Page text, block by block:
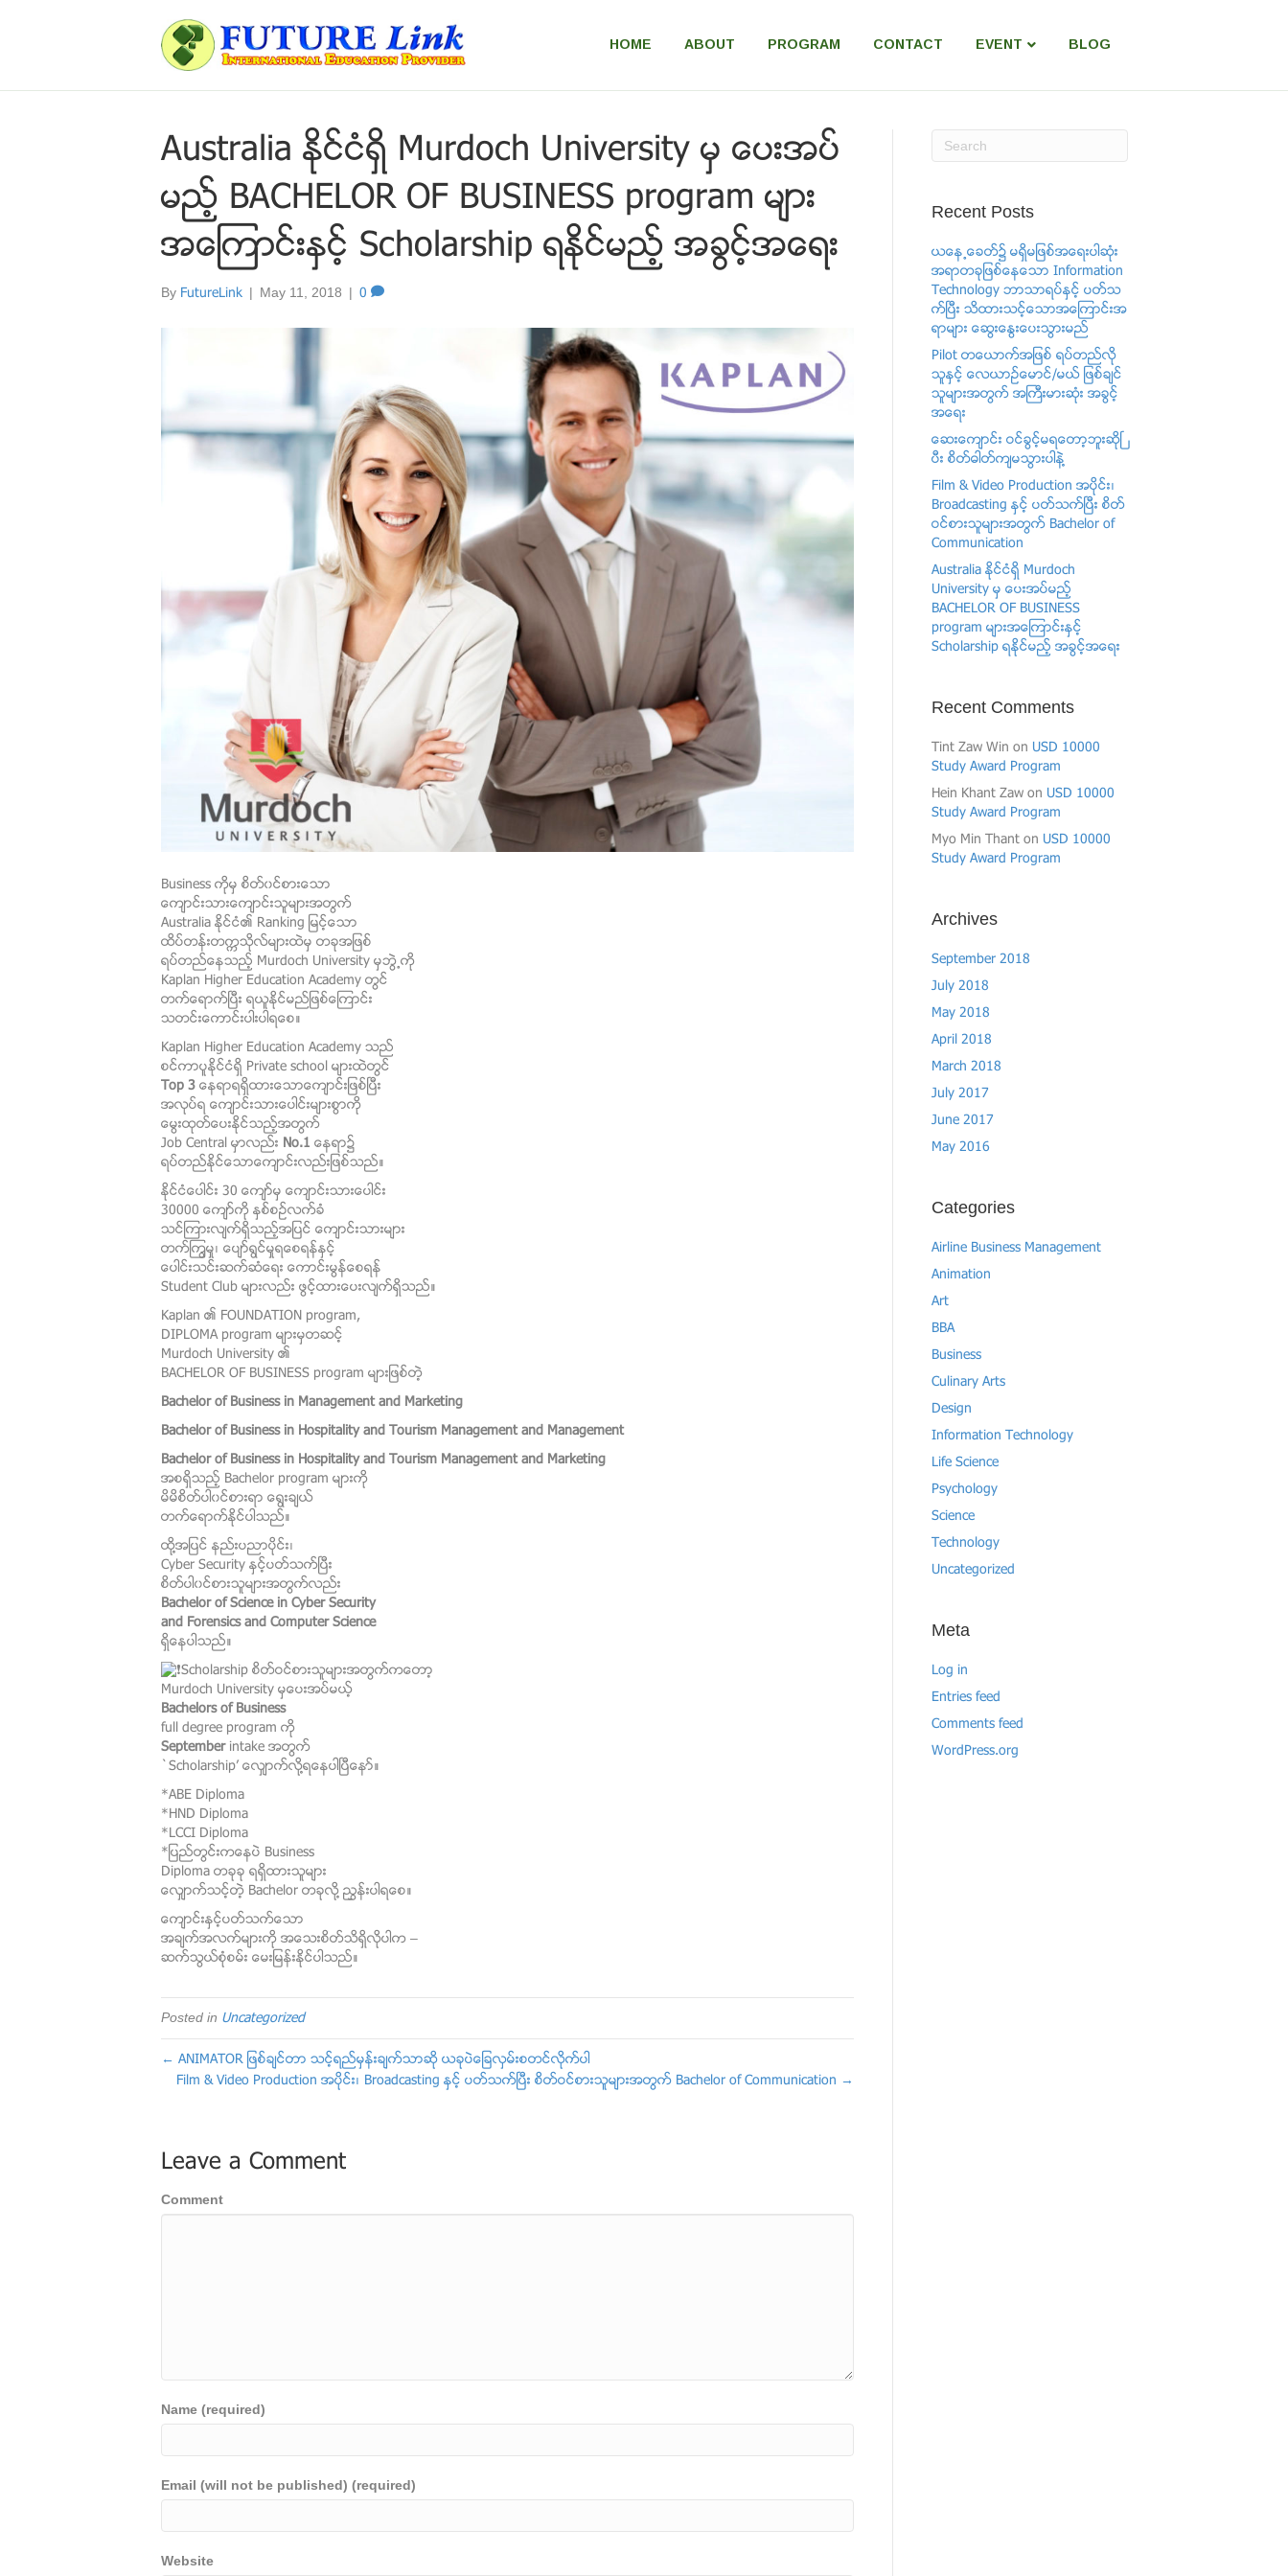
HOME ABOUT PROGRAM CONTACT EVENT BLOG
Australia ႏိုင္ငံရွိ Murdoch University မွ ေပးအပ္
မည့္ BACHELOR OF BUSINESS program မ်ား
အေၾကာင္းႏွင့္ Scholarship ရႏိုင္မည့္ အခြင့္အေရး
By FutureLink | May 11, 2018 | 0
Business ကိုမွ စိတ္၀င္စားေသာ
ေက်ာင္းသားေက်ာင္းသူမ်ားအတြက္
Australia ႏိုင္ငံ၏ Ranking ျမင့္ေသာ
ထိပ္တန္းတကၠသိုလ္မ်ားထဲမွ တခုအျဖစ္
ရပ္တည္ေနသည့္ Murdoch University မွဘြဲ႕ကို
Kaplan Higher Education Academy တြင္
တက္ေရာက္ၿပီး ရယူႏိုင္မည္ျဖစ္ေၾကာင္း
သတင္းေကာင္းပါးပါရေစ။
Kaplan Higher Education Academy သည္
စင္ကာပူႏိုင္ငံရွိ Private school မ်ားထဲတြင္
Top 3ေနရာရရွိထားေသာေက်ာင္းျဖစ္ၿပီး
အလုပ္ရ ေက်ာင္းသားေပါင္းမ်ားစြာကို
ေမြးထုတ္ေပးႏိုင္သည့္အတြက္
Job Central မွာလည္း No.1 ေနရာ၌
ရပ္တည္ႏိုင္ေသာေက်ာင္းလည္းျဖစ္သည္။
ႏိုင္ငံေပါင္း 30 ေက်ာ္မွ ေက်ာင္းသားေပါင္း
30000 ေက်ာ္ကို ႏွစ္စဥ္လက္ခံ
သင္ၾကားလ်က္ရွိသည့္အျပင္ ေက်ာင္းသားမ်ား
တက္ၾကြမွု၊ ေပ်ာ္ရြင္မွုရေစရန္ႏွင့္
ေပါင္းသင္းဆက္ဆံေရး ေကာင္းမြန္ေစရန္
Student Club မ်ားလည္း ဖြင့္ထားေပးလ်က္ရွိသည္။
Kaplan ၏ FOUNDATION program,
DIPLOMA program မ်ားမွတဆင့္
Murdoch University ၏
BACHELOR OF BUSINESS program မ်ားျဖစ္တဲ့
Bachelor of Business in Management and Marketing
Bachelor of Business in Hospitality and Tourism Management and Management
Bachelor of Business in Hospitality and Tourism Management and Marketing
အစရွိသည့္ Bachelor program မ်ားကို
မိမိစိတ္ပါ၀င္စားရာ ေရြးခ်ယ္
တက္ေရာက္ႏိုင္ပါသည္။
ထို႔အျပင္ နည္းပညာပိုင္း၊
Cyber Security ႏွင့္ပတ္သက္ၿပီး
စိတ္ပါ၀င္စားသူမ်ားအတြက္လည္း
Bachelor of Science in Cyber Security
and Forensics and Computer Science
ရွိေနပါသည္။
Scholarship စိတ္ဝင္စားသူမ်ားအတြက္ကေတာ့
Murdoch University မွေပးအပ္မယ့္
Bachelors of Business
full degree program ကို
Septemberintake အတြက္
`Scholarship’ ေလွ်ာက္လို႔ရေနပါၿပီေနာ္။
*ABE Diploma
*HND Diploma
*LCCI Diploma
*ျပည္တြင္းကေနပဲ Business
Diploma တခုခု ရရွိထားသူမ်ား
ေလွ်ာက္သင့္တဲ့ Bachelor တခုလို႔ ၫႊန္းပါရေစ။
ေက်ာင္းႏွင့္ပတ္သက္ေသာ
အခ်က္အလက္မ်ားကို အေသးစိတ္သိရွိလိုပါက –
ဆက္သြယ္စံုစမ္း ေမးျမန္းႏိုင္ပါသည္။
Posted in Uncategorized
← ANIMATOR ျဖစ္ခ်င္တာ သင့္ရည္မွန္းခ်က္သာဆို ယခုပဲေျခလွမ္းစတင္လိုက္ပါ
Film & Video Production အပုိင္း၊ Broadcasting ႏွင့္ ပတ္သက္ၿပီး စိတ္ဝင္စားသူမ်ားအတြက္ Bachelor of Communication →
Leave a Comment
Comment
Name (required)
Email (will not be published) (required)
Website
Recent Posts
ယေန႕ေခတ္၌ မရွိမျဖစ္အေရးပါဆံုး
အရာတခုျဖစ္ေနေသာ Information
Technology ဘာသာရပ္ႏွင့္ ပတ္သ
က္ၿပီး သိထားသင့္ေသာအေၾကာင္းအ
ရာမ်ား ေဆြးေႏြးေပးသြားမည္
Pilot တေယာက္အျဖစ္ ရပ္တည္လို
သူႏွင့္ ​ေလယာဥ္ေမာင္/မယ္ ျဖစ္ခ်င္
သူမ်ားအတြက္ အႀကီးမားဆံုး အခြင့္
အေရး
ေဆးေက်ာင္း ဝင္ခြင့္မရေတာ့ဘူးဆိုၿ
ပီး စိတ္ဓါတ္က်မသြားပါနဲ႔
Film & Video Production အပုိင္း၊
Broadcasting ႏွင့္ ပတ္သက္ၿပီး စိတ္
ဝင္စားသူမ်ားအတြက္ Bachelor of
Communication
Australia ႏိုင္ငံရွိ Murdoch
University မွ ေပးအပ္မည့္
BACHELOR OF BUSINESS
program မ်ားအေၾကာင္းႏွင့္
Scholarship ရႏိုင္မည့္ အခြင့္အေရး
Recent Comments
Tint Zaw Win on USD 10000
Study Award Program
Hein Khant Zawon USD 10000
Study Award Program
Myo Min Thanton USD 10000
Study Award Program
Archives
September 2018
July 2018
May 2018
April 2018
March 2018
July 2017
June 2017
May 2016
Categories
Airline Business Management
Animation
Art
BBA
Business
Culinary Arts
Design
Information Technology
Life Science
Psychology
Science
Technology
Uncategorized
Meta
Log in
Entries feed
Comments feed
WordPress.org